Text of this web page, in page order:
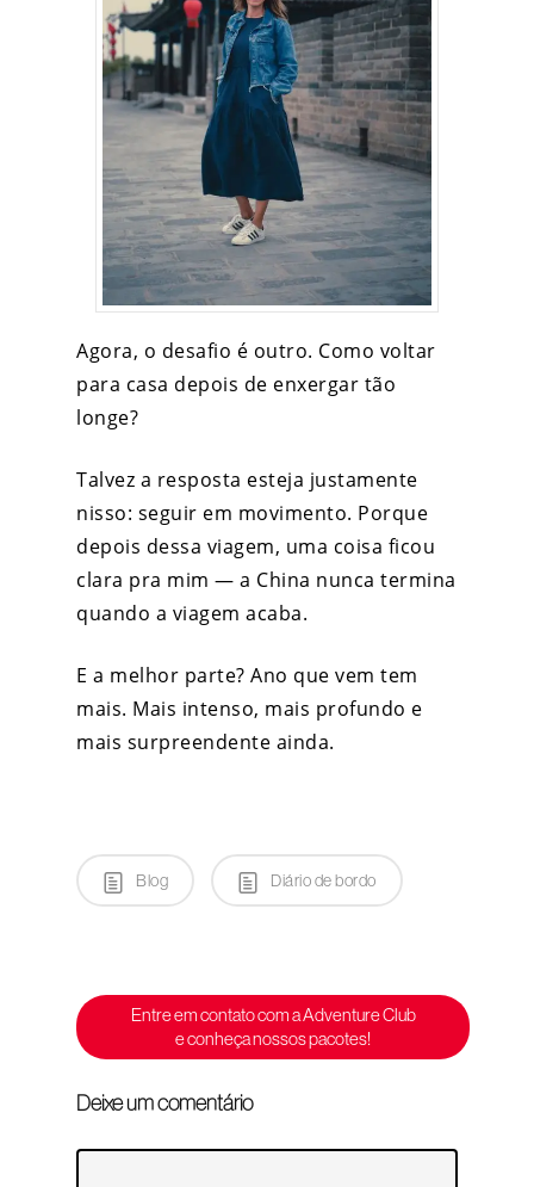
Agora, o desafio é outro. Como voltar
para casa depois de enxergar tão
longe?
Talvez a resposta esteja justamente
nisso: seguir em movimento. Porque
depois dessa viagem, uma coisa ficou
clara pra mim — a China nunca termina
quando a viagem acaba.
E a melhor parte? Ano que vem tem
mais. Mais intenso, mais profundo e
mais surpreendente ainda.
Blog Diário de bordo
Entre em contato com a Adventure Club
e conheça nossos pacotes!
Deixe um comentário